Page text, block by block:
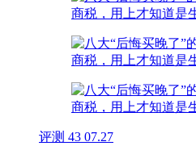
评测 43 07.27